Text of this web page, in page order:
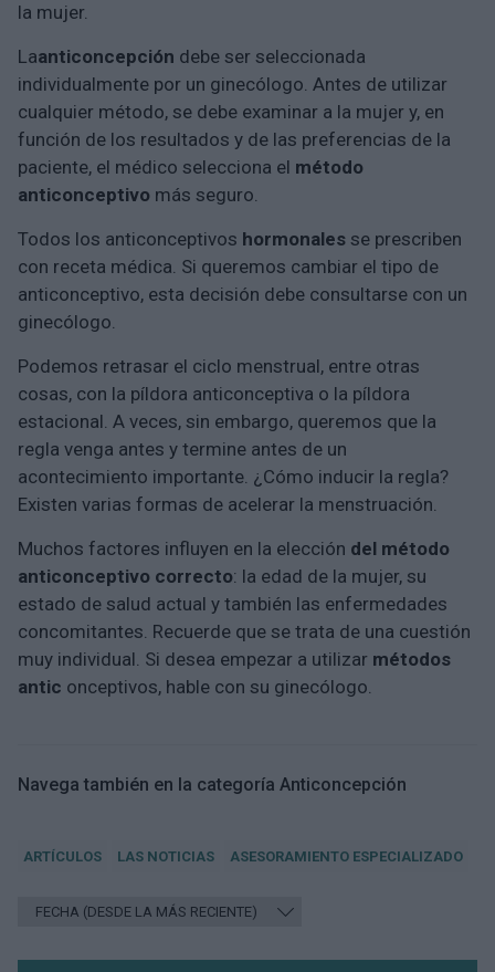
la mujer.
Laanticoncepción debe ser seleccionada
individualmente por un ginecólogo. Antes de utilizar
cualquier método, se debe examinar a la mujer y, en
función de los resultados y de las preferencias de la
paciente, el médico selecciona el método
anticonceptivo más seguro.
Todos los anticonceptivos hormonales se prescriben
con receta médica. Si queremos cambiar el tipo de
anticonceptivo, esta decisión debe consultarse con un
ginecólogo.
Podemos retrasar el ciclo menstrual, entre otras
cosas, con la píldora anticonceptiva o la píldora
estacional. A veces, sin embargo, queremos que la
regla venga antes y termine antes de un
acontecimiento importante. ¿Cómo inducir la regla?
Existen varias formas de acelerar la menstruación.
Muchos factores influyen en la elección del método
anticonceptivo correcto: la edad de la mujer, su
estado de salud actual y también las enfermedades
concomitantes. Recuerde que se trata de una cuestión
muy individual. Si desea empezar a utilizar métodos
antic onceptivos, hable con su ginecólogo.
Navega también en la categoría Anticoncepción
ARTÍCULOS LAS NOTICIAS ASESORAMIENTO ESPECIALIZADO